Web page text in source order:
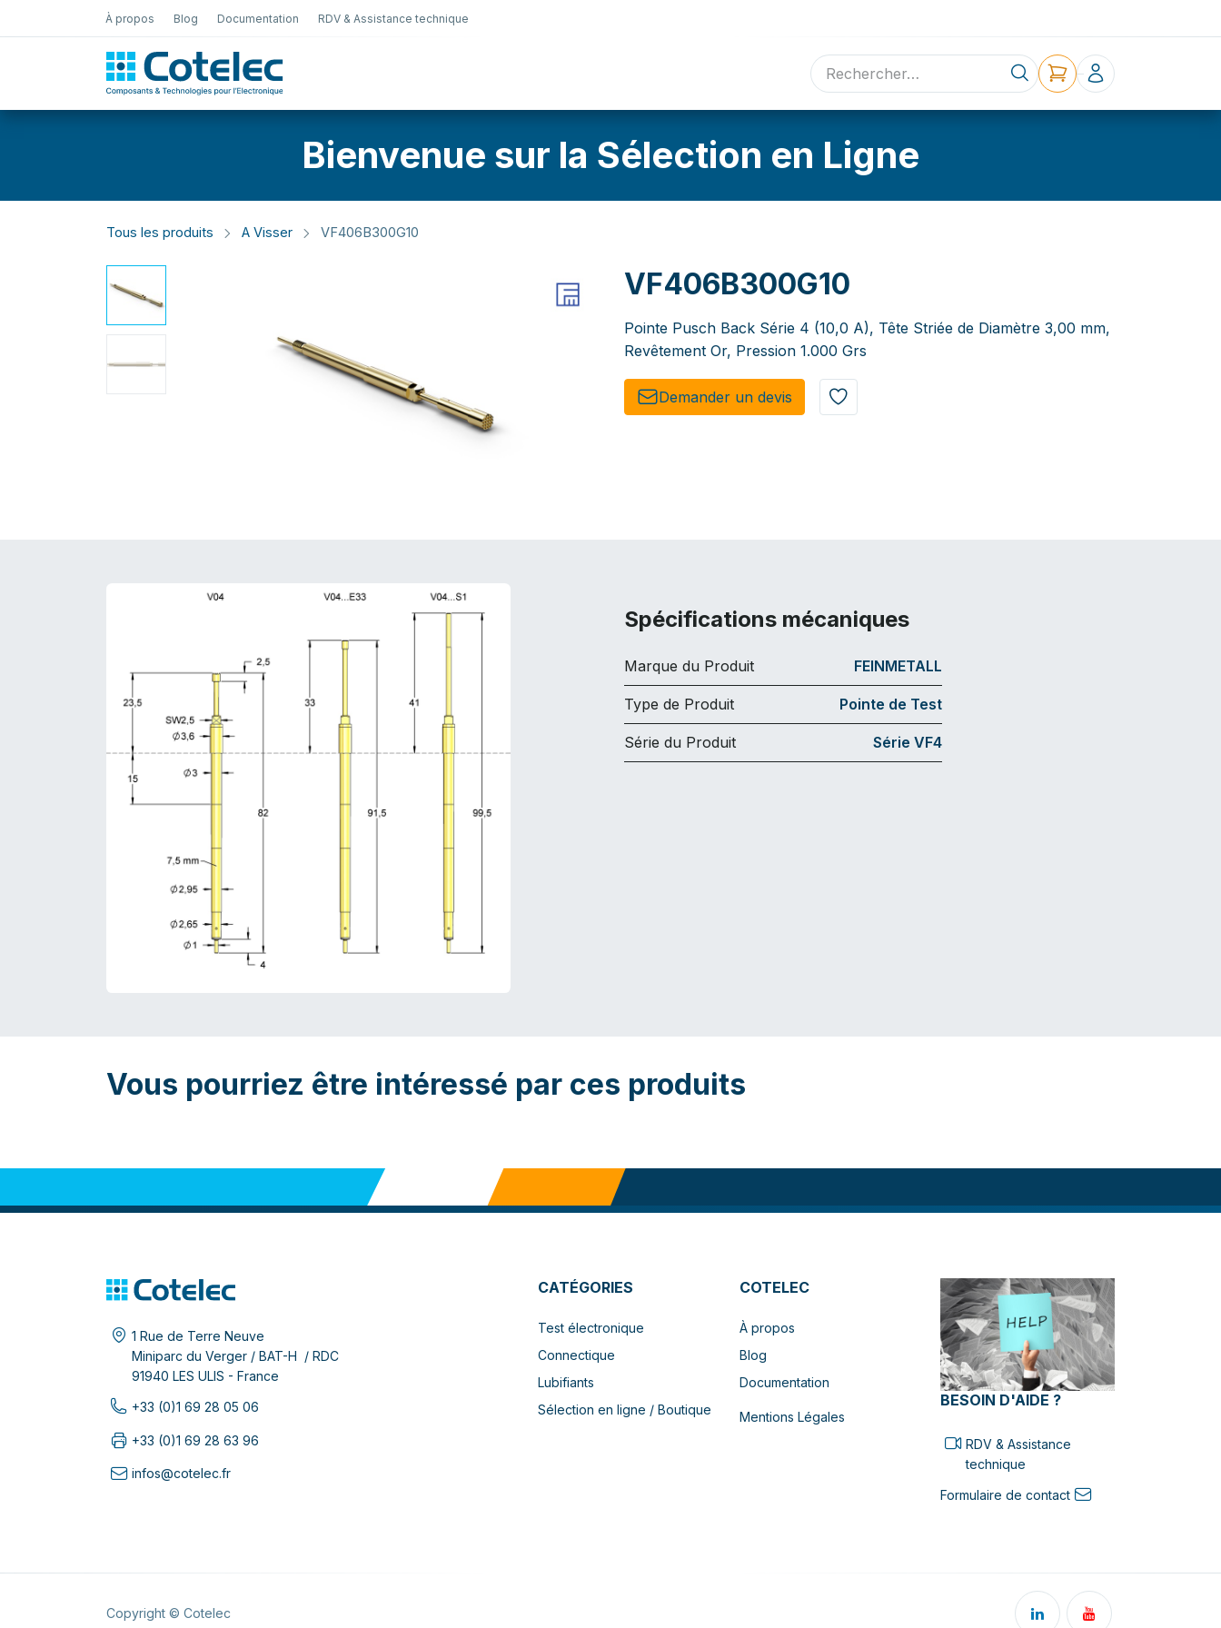
À propos Blog Documentation RDV & Assistance technique
Sélection en ligne Contact
Bienvenue sur la Sélection en Ligne
Tous les produits A Visser VF406B300G10
VF406B300G10
Pointe Pusch Back Série 4 (10,0 A), Tête Striée de Diamètre 3,00 mm,
Revêtement Or, Pression 1.000 Grs
Demander un de​​vis​​
Spécifications mécaniques
Marque du Produit FEINMETALL
Type de Produit Pointe de Test
Série du Produit Série VF4
Vous pourriez être intéressé par ces produits
1 Rue de Terre Neuve
Miniparc du Verger / BAT-H / RDC
91940 LES ULIS - France
+33 (0)1 69 28 05 06
+33 (0)1 69 28 63 96
infos@cotelec.fr
CATÉGORIES
Test électronique
Connectique
Lubifiants
Sélection en ligne / Boutique
COTELEC
À propos
Blog
Documentation
Mentions Légales
BESOIN D'AIDE ?
RDV & Assistance
technique
Formulaire de contact
Copyright © Cotelec